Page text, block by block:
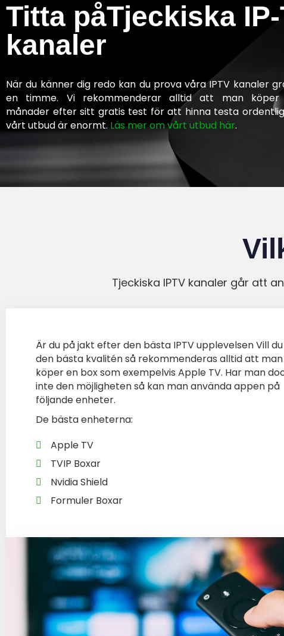
Titta påTjeckiska
kanaler
När du känner dig redo kan du prova våra IPTV kanaler
en timme. Vi rekommenderar alltid att man
månader efter sitt gratis test för att hinna testa
vårt utbud är enormt. Läs mer om vårt utbud här.
Tjeckiska IPTV kanaler går att
Är du på jakt efter den bästa IPTV upplevelsen Vill
den bästa kvalitén så rekommenderas alltid att man
köper en box som exempelvis Apple TV. Har man
inte den möjligheten så kan man använda appen på
följande enheter.
De bästa enheterna:
Apple TV
TVIP Boxar
Nvidia Shield
Formuler Boxar